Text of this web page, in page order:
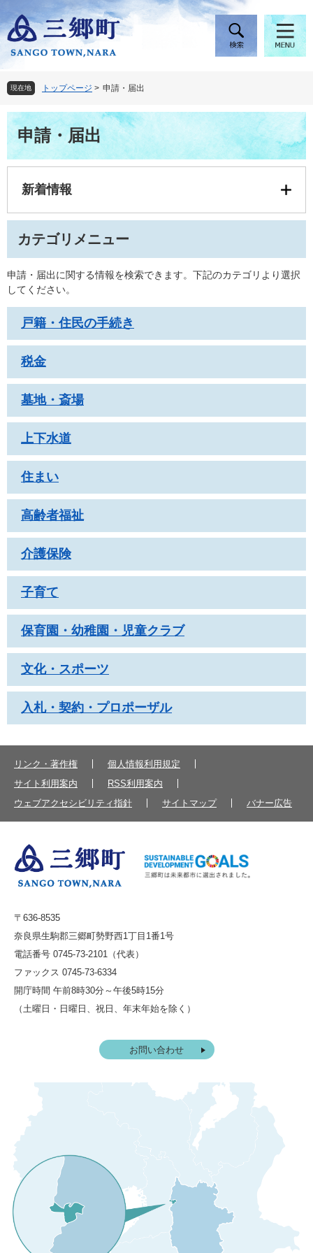
ー
ジ
頭
で
す
ニ
ュ
飛
ば
し
へ
現在地 トップページ > 申請・届出
本
文申請・届出
新着情報
カテゴリメニュー
申請・届出に関する情報を検索できます。下記のカテゴリより選択
してください。
戸籍・住民の手続き
税金
墓地・斎場
上下水道
住まい
高齢者福祉
介護保険
子育て
保育園・幼稚園・児童クラブ
文化・スポーツ
入札・契約・プロポーザル
リンク・著作権
個人情報利用規定
サイト利用案内
RSS利用案内
ウェブアクセシビリティ指針
サイトマップ バナー広告
〒636-8535
奈良県生駒郡三郷町勢野西1丁目1番1号
電話番号 0745-73-2101（代表）
ファックス 0745-73-6334
開庁時間 午前8時30分～午後5時15分
（土曜日・日曜日、祝日、年末年始を除く）
お問い合わせ